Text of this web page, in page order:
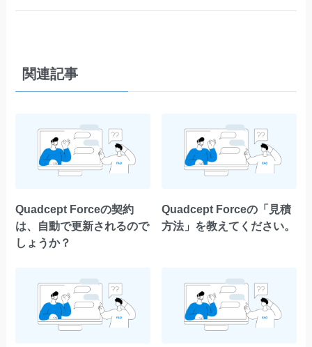
関連記事
Quadcept Forceの契約
は、自動で更新されるので
しょうか？
Quadcept Forceの「見積
方法」を教えてください。